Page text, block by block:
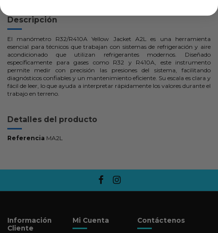
Descripción
El manómetro R32/R410A Yellow Jacket A2L es una herramienta
esencial para técnicos que trabajan con sistemas de refrigeración y aire
acondicionado que utilizan refrigerantes modernos. Diseñado
específicamente para gases como R32 y R410A, este instrumento
permite medir con precisión las presiones del sistema, facilitando
diagnósticos confiables y un mantenimiento eficiente. Su escala es clara y
fácil de leer, lo que ayuda a interpretar rápidamente los valores durante el
trabajo en terreno.
Detalles del producto
Referencia MA2L
Información
Cliente
Mi Cuenta Contáctenos